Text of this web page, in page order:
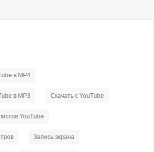
в MP4
в MP3 Скачать с YouTube
YouTube
Запись экрана